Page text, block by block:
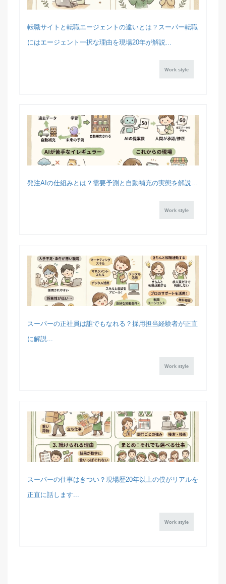
転職サイトと転職エージェントの違いとは？スーパー転職
にはエージェント一択な理由を現場20年が解説...
Work style
発注AIの仕組みとは？需要予測と自動補充の実態を解説...
Work style
スーパーの正社員は誰でもなれる？採用担当経験者が正直
に解説...
Work style
スーパーの仕事はきつい？現場歴20年以上の僕がリアルを
正直に話します...
Work style